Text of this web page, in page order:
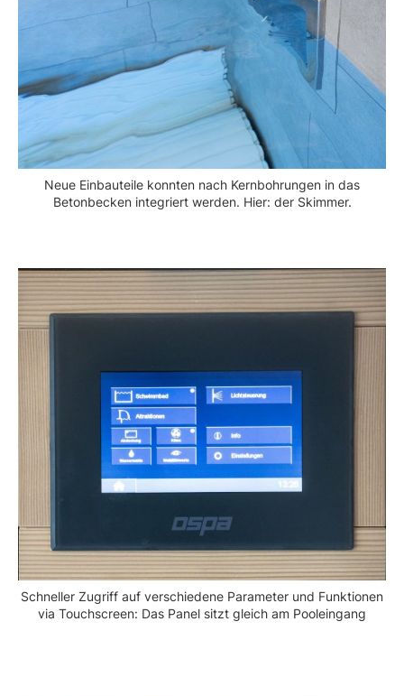
Neue Einbauteile konnten nach Kernbohrungen in das
Betonbecken integriert werden. Hier: der Skimmer.
Schneller Zugriff auf verschiedene Parameter und Funktionen
via Touchscreen: Das Panel sitzt gleich am Pooleingang